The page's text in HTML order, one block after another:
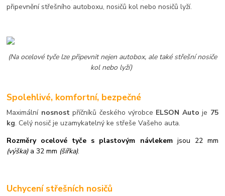
připevnění střešního autoboxu, nosičů kol nebo nosičů lyží.
(Na ocelové tyče lze připevnit nejen autobox, ale také střešní nosiče
kol nebo lyží)
Spolehlivé, komfortní, bezpečné
Maximální nosnostpříčníků českého výrobce ELSON Autoje 75
kg. Celý nosič je uzamykatelný ke střeše Vašeho auta.
Rozměry ocelové tyče s plastovým návlekemjsou 22 mm
(výška)a 32 mm (šířka).
Uchycení střešních nosičů